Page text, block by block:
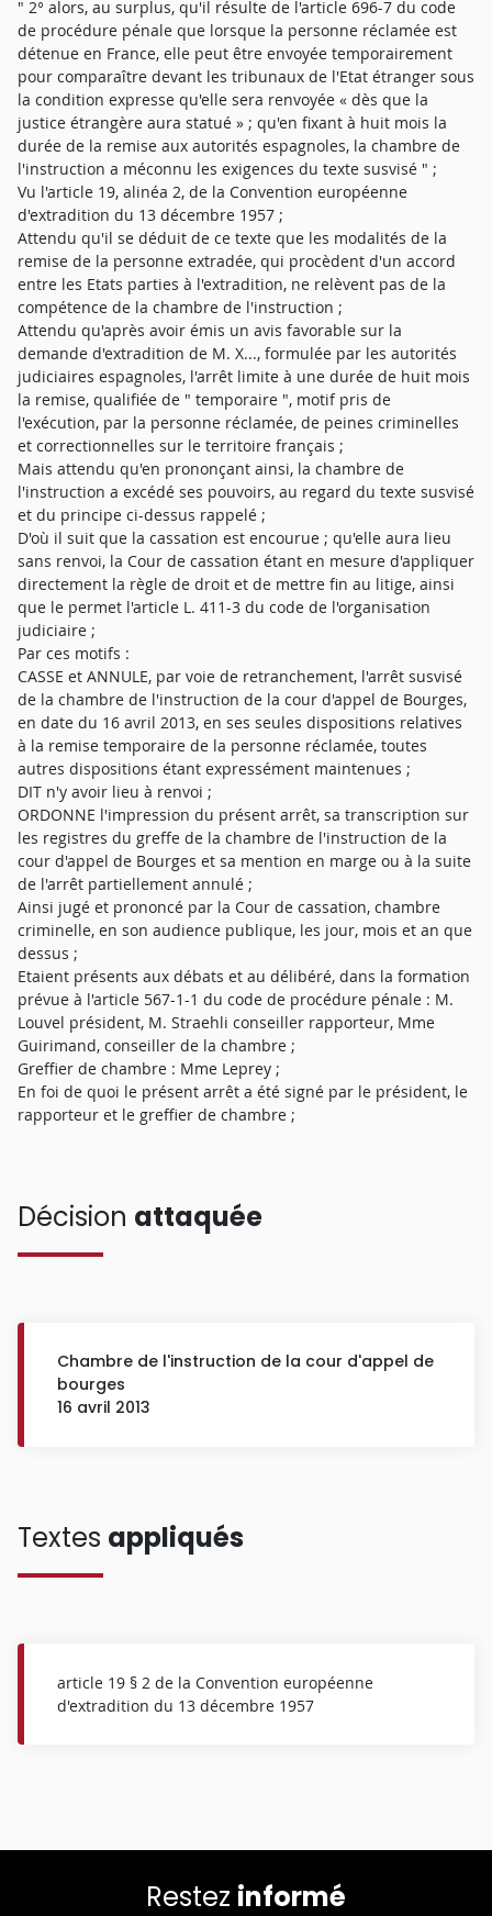
" 2° alors, au surplus, qu'il résulte de l'article 696-7 du code
de procédure pénale que lorsque la personne réclamée est
détenue en France, elle peut être envoyée temporairement
pour comparaître devant les tribunaux de l'Etat étranger sous
la condition expresse qu'elle sera renvoyée « dès que la
justice étrangère aura statué » ; qu'en fixant à huit mois la
durée de la remise aux autorités espagnoles, la chambre de
l'instruction a méconnu les exigences du texte susvisé " ;
Vu l'article 19, alinéa 2, de la Convention européenne
d'extradition du 13 décembre 1957 ;
Attendu qu'il se déduit de ce texte que les modalités de la
remise de la personne extradée, qui procèdent d'un accord
entre les Etats parties à l'extradition, ne relèvent pas de la
compétence de la chambre de l'instruction ;
Attendu qu'après avoir émis un avis favorable sur la
demande d'extradition de M. X..., formulée par les autorités
judiciaires espagnoles, l'arrêt limite à une durée de huit mois
la remise, qualifiée de " temporaire ", motif pris de
l'exécution, par la personne réclamée, de peines criminelles
et correctionnelles sur le territoire français ;
Mais attendu qu'en prononçant ainsi, la chambre de
l'instruction a excédé ses pouvoirs, au regard du texte susvisé
et du principe ci-dessus rappelé ;
D'où il suit que la cassation est encourue ; qu'elle aura lieu
sans renvoi, la Cour de cassation étant en mesure d'appliquer
directement la règle de droit et de mettre fin au litige, ainsi
que le permet l'article L. 411-3 du code de l'organisation
judiciaire ;
Par ces motifs :
CASSE et ANNULE, par voie de retranchement, l'arrêt susvisé
de la chambre de l'instruction de la cour d'appel de Bourges,
en date du 16 avril 2013, en ses seules dispositions relatives
à la remise temporaire de la personne réclamée, toutes
autres dispositions étant expressément maintenues ;
DIT n'y avoir lieu à renvoi ;
ORDONNE l'impression du présent arrêt, sa transcription sur
les registres du greffe de la chambre de l'instruction de la
cour d'appel de Bourges et sa mention en marge ou à la suite
de l'arrêt partiellement annulé ;
Ainsi jugé et prononcé par la Cour de cassation, chambre
criminelle, en son audience publique, les jour, mois et an que
dessus ;
Etaient présents aux débats et au délibéré, dans la formation
prévue à l'article 567-1-1 du code de procédure pénale : M.
Louvel président, M. Straehli conseiller rapporteur, Mme
Guirimand, conseiller de la chambre ;
Greffier de chambre : Mme Leprey ;
En foi de quoi le présent arrêt a été signé par le président, le
rapporteur et le greffier de chambre ;
Décision attaquée
Chambre de l'instruction de la cour d'appel de
bourges
16 avril 2013
Textes appliqués
article 19 § 2 de la Convention européenne
d'extradition du 13 décembre 1957
Restez informé